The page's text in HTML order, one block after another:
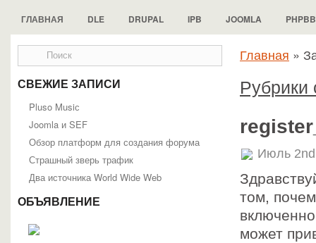
ГЛАВНАЯ DLE DRUPAL IPB JOOMLA PHPBB
СВЕЖИЕ ЗАПИСИ
Pluso Musiс
Joomla и SEF
Обзор платформ для создания форума
Страшный зверь трафик
Два источника World Wide Web
ОБЪЯВЛЕНИЕ
Главная »
Рубрики
Июль
том,
может